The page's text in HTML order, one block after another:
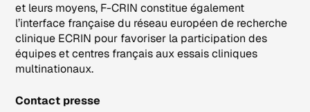
et leurs moyens, F-CRIN constitue également
l’interface française du réseau européen de recherche
clinique ECRIN pour favoriser la participation des
équipes et centres français aux essais cliniques
multinationaux.
Contact presse